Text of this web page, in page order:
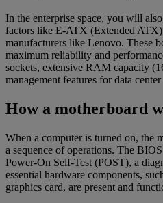
In the enterprise space, you will
factors like E-ATX (Extended
manufacturers like Lenovo. These
maximum reliability and
sockets, extensive RAM capacity
management features for data
How a motherboard
When a computer is turned on, the
a sequence of operations. The
Power-On Self-Test (POST), a
essential hardware components,
graphics card, are present and